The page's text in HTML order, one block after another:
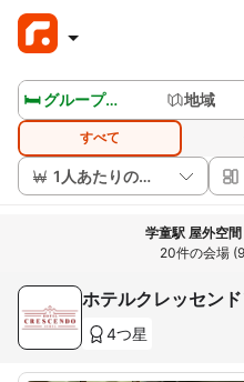
🛏️ グループルームを見る 地域
すべて
1人あたりの価格
学童駅 屋外空
20件の会場
ホテルクレッセン
4つ星